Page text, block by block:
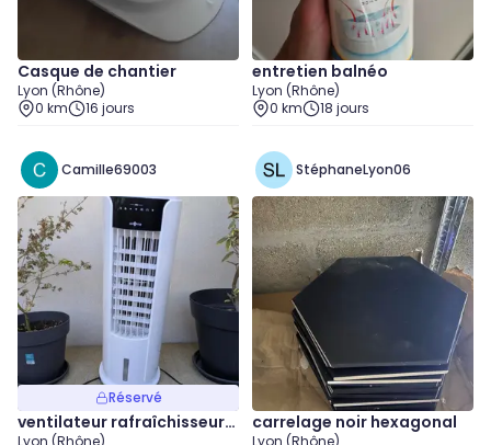
Casque de chantier
Lyon (Rhône)
0 km
16 jours
entretien balnéo
Lyon (Rhône)
0 km
18 jours
Camille69003
Réservé
ventilateur rafraîchisseur
Lyon (Rhône)
StéphaneLyon06
carrelage noir hexagonal
Lyon (Rhône)